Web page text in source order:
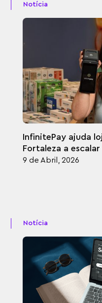
Notícia
InfinitePay ajuda
Fortaleza a
9 de Abril, 2026
Notícia